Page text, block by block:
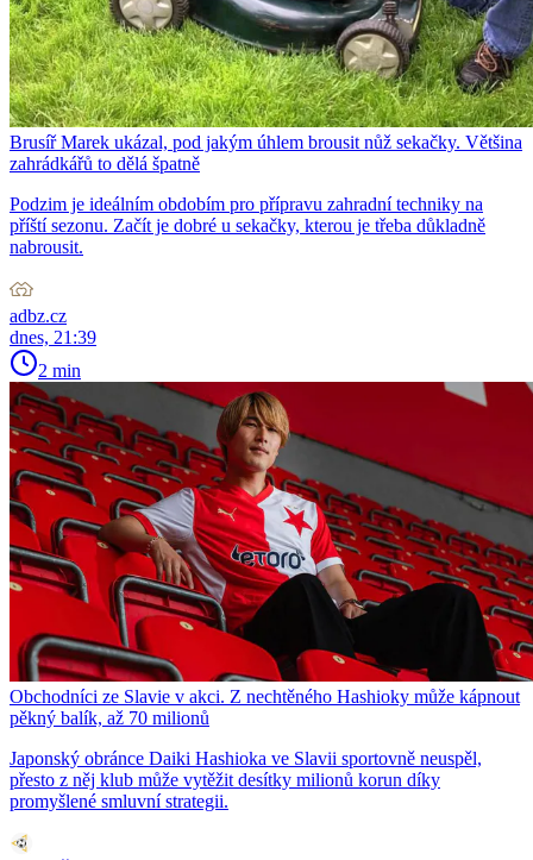
Brusíř Marek ukázal, pod jakým úhlem brousit nůž sekačky. Většina
zahrádkářů to dělá špatně
Podzim je ideálním obdobím pro přípravu zahradní techniky na
příští sezonu. Začít je dobré u sekačky, kterou je třeba důkladně
nabrousit.
adbz.cz
dnes, 21:39
2 min
Obchodníci ze Slavie v akci. Z nechtěného Hashioky může kápnout
pěkný balík, až 70 milionů
Japonský obránce Daiki Hashioka ve Slavii sportovně neuspěl,
přesto z něj klub může vytěžit desítky milionů korun díky
promyšlené smluvní strategii.